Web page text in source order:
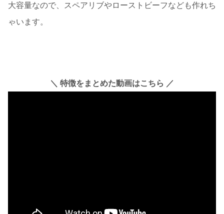
大容量なので、スペアリブやローストビーフなども作れち
ゃいます。
＼ 特徴をまとめた動画はこちら ／